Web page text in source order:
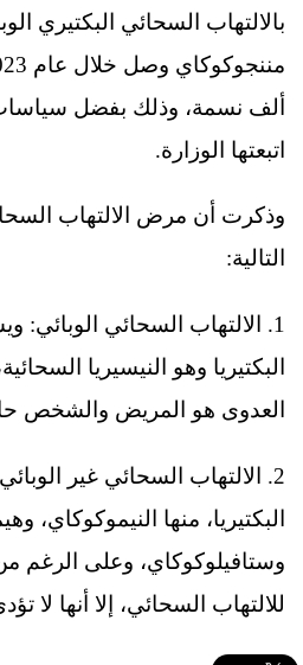
بالالتهاب السحائي البكتيري
ألف نسمة، وذلك بفضل
اتبعتها الوزارة.
وذكرت أن مرض الالتهاب
التالية:
1. الالتهاب السحائي الوبائي:
البكتيريا وهو النيسيريا
العدوى هو المريض والشخص
2. الالتهاب السحائي غير
البكتيريا، منها النيموكوكاي،
وستافيلوكوكاي، وعلى الرغم من
للالتهاب السحائي، إلا أنها لا